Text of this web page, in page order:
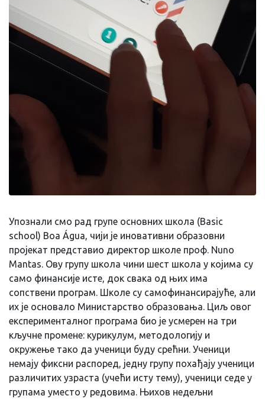
Упознали смо рад групе основних школа (Basic
school) Boa Água, чији је иновативни образовни
пројекат представио директор школе проф. Nuno
Mantas. Ову групу школа чини шест школа у којима су
само финансије исте, док свака од њих има
сопствени програм. Школе су самофинансирајуће, али
их је основало Министарство образовања. Циљ овог
експерименталног програма био је усмерен на три
кључне промене: курикулум, методологију и
окружење тако да ученици буду срећни. Ученици
немају фиксни распоред, једну групу похађају ученици
различитих узраста (учећи исту тему), ученици седе у
групама уместо у редовима. Њихов недељни